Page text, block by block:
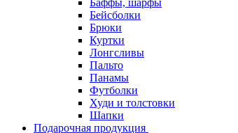
Баффы, шарфы
Бейсболки
Брюки
Куртки
Лонгсливы
Пальто
Панамы
Футболки
Худи и толстовки
Шапки
Подарочная продукция